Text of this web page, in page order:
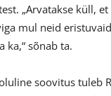
„Arvatakse küll,
mul neid
ka,“ sõnab ta.
soovitus tuleb